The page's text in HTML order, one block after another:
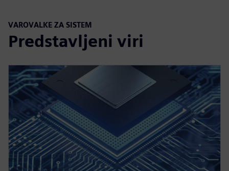
VAROVALKE ZA SISTEM
Predstavljeni viri